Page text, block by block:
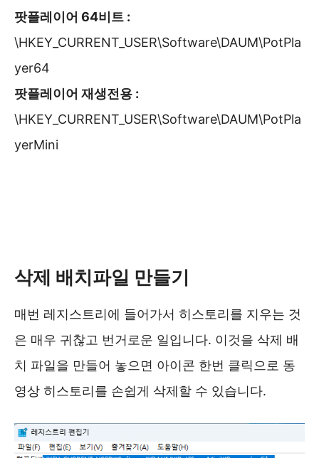
팟플레이어 64비트 :
\HKEY_CURRENT_USER\Software\DAUM\PotPla
yer64
팟플레이어 재생전용 :
\HKEY_CURRENT_USER\Software\DAUM\PotPla
yerMini
삭제 배치파일 만들기
매번 레지스트리에 들어가서 히스토리를 지우는 것
은 매우 귀찮고 번거로운 일입니다. 이것을 삭제 배
치 파일을 만들어 놓으면 아이콘 한번 클릭으로 동
영상 히스토리를 손쉽게 삭제할 수 있습니다.